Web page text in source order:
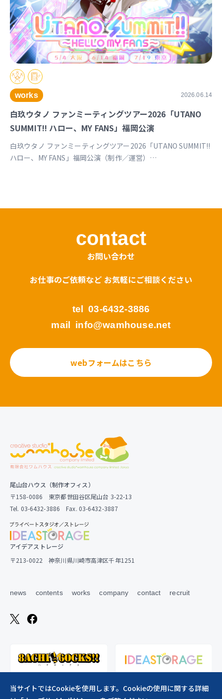
works 2026.06.14
白玖ウタノ ファンミーティングツアー2026「UTANO
SUMMIT!! ハロー、MY FANS」福岡公演
白玖ウタノ ファンミーティングツアー2026「UTANO SUMMIT!!
ハロー、MY FANS」福岡公演（制作／運営）
contact
お問い合わせ
お仕事のご依頼など お気軽にご相談ください
tel 03-6432-3886
mail info@wamhouse.net
webフォームはこちら
尾山台ハウス（制作オフィス）
〒158-0086 東京都世田谷区尾山台 3-22-13
Tel. 03-6432-3886 Fax. 03-6432-3887
アイデアストレージ
〒213-0022 神奈川県川崎市高津区千年1251
news contents works company contact recruit
当サイトではCookieを使用します。Cookieの使用に関する詳細